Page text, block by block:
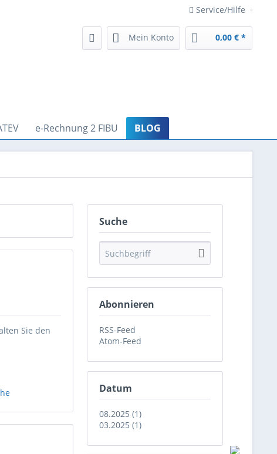
Service/Hilfe
Mein Konto 0,00 € *
e-Rechnung 2 FIBU BLOG
Suche
Abonnieren
RSS-Feed
Atom-Feed
Datum
08.2025 (1)
03.2025 (1)
Sie den